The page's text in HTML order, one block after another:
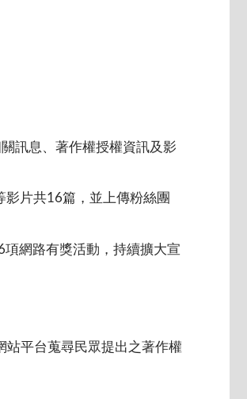
訊息、著作權授權資訊及影
片共16篇，並上傳粉絲團
網路有獎活動，持續擴大宣
站平台蒐尋民眾提出之著作權